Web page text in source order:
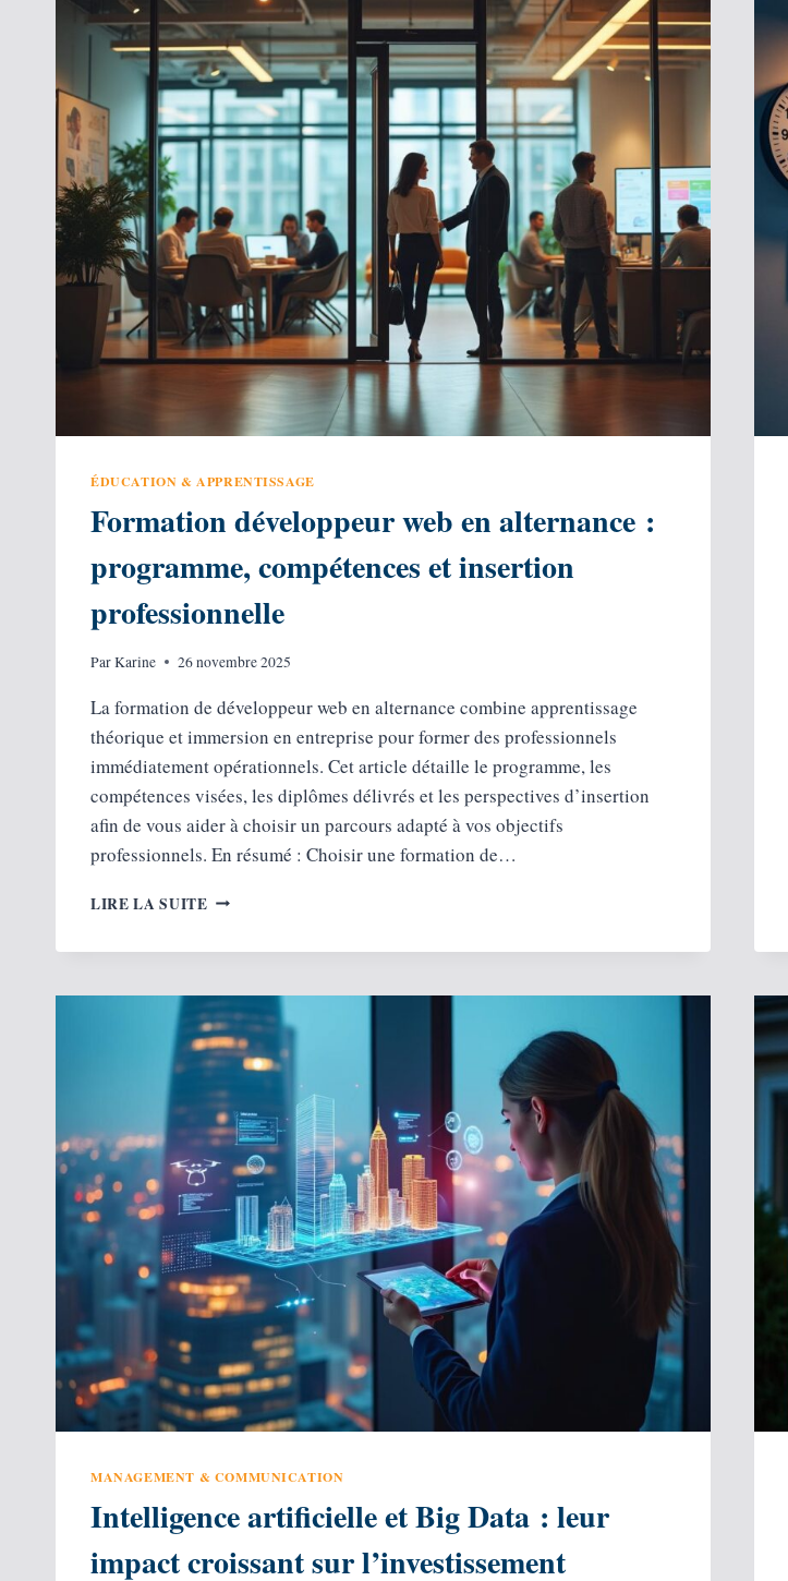
BANCAIRE :
DÉMARCHES
ET
CONSEILS
ÉDUCATION & APPRENTISSAGE
Formation développeur web en alternance :
programme, compétences et insertion
professionnelle
ParKarine 26 novembre 2025
La formation de développeur web en alternance combine apprentissage
théorique et immersion en entreprise pour former des professionnels
immédiatement opérationnels. Cet article détaille le programme, les
compétences visées, les diplômes délivrés et les perspectives d’insertion
afin de vous aider à choisir un parcours adapté à vos objectifs
professionnels. En résumé : Choisir une formation de…
LIRE LA SUITE FORMATION
PROGRAMME,
COMPÉTENCES
ET
INSERTION
PROFESSIONNELLE
MANAGEMENT & COMMUNICATION
Intelligence artificielle et Big Data : leur
impact croissant sur l’investissement